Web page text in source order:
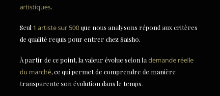
artistiques.
Seul 1 artiste sur 500que nous analysons répond aux critères
de qualité requis pour entrer chez Saisho.
À partir de ce point, la valeur évolue selon la demande réelle
du marché, ce qui permet de comprendre de manière
transparente son évolution dans le temps.